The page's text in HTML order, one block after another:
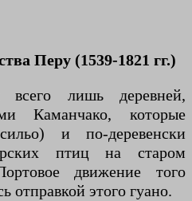
Перу (1539-1821 гг.)
лишь деревней,
Каманчако, которые
и по-деревенски
птиц на старом
движение того
отправкой этого гуано.